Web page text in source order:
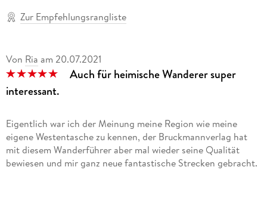
Zur Empfehlungsrangliste
Von Ria am 20.07.2021
Auch für heimische Wanderer super
interessant.
Eigentlich war ich der Meinung meine Region wie meine
eigene Westentasche zu kennen, der Bruckmannverlag hat
mit diesem Wanderführer aber mal wieder seine Qualität
bewiesen und mir ganz neue fantastische Strecken gebracht.